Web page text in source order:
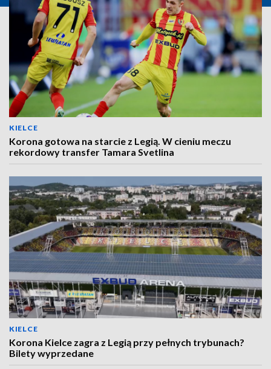
KIELCE
Korona gotowa na starcie z Legią. W cieniu meczu
rekordowy transfer Tamara Svetlina
KIELCE
Korona Kielce zagra z Legią przy pełnych trybunach?
Bilety wyprzedane